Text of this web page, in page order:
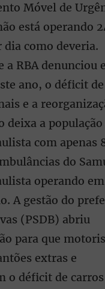
Móvel de
está operando
dia como deveria.
a RBA denunciou
ano, o déficit de
e a
deixa a população
com apenas
do
operando em
A gestão do
(PSDB) abriu
para que
extras e
o déficit de carros